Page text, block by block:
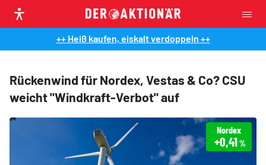
++ Heiß kaufen, eiskalt verdoppeln ++
Rückenwind für Nordex, Vestas & Co? CSU
weicht "Windkraft-Verbot" auf
Nordex
+0,41%